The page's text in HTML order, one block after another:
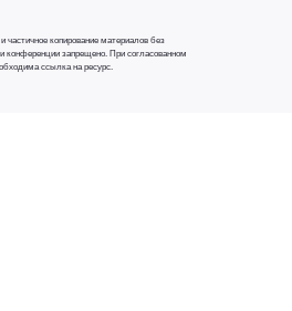
копирование материалов без
конференции запрещено. При согласованном
ссылка на ресурс.